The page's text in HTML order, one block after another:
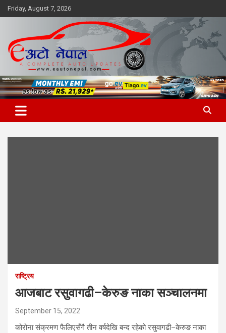
Skip
to
Friday, August 7, 2026
राष्ट्रिय
आजबाट रसुवागढी–केरुङ नाका सञ्चालनमा
September 15, 2022
कोरोना संक्रमण फैलिएसँगै तीन वर्षदेखि बन्द रहेको रसुवागढी–केरुङ नाका